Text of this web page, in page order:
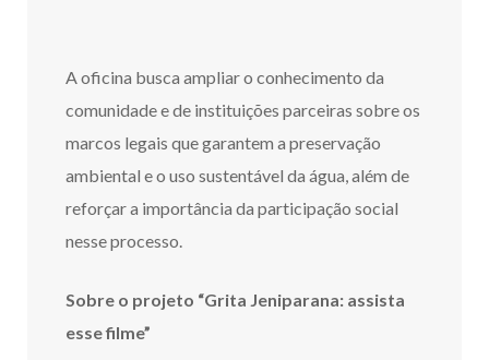
A oficina busca ampliar o conhecimento da
comunidade e de instituições parceiras sobre os
marcos legais que garantem a preservação
ambiental e o uso sustentável da água, além de
reforçar a importância da participação social
nesse processo.
Sobre o projeto “Grita Jeniparana: assista
esse filme”